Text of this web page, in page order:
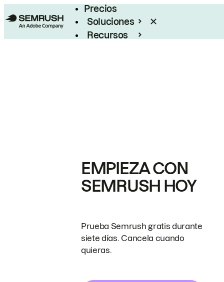
Precios
Soluciones
Recursos
EMPIEZA CON
SEMRUSH HOY
Prueba Semrush gratis durante
siete días. Cancela cuando
quieras.